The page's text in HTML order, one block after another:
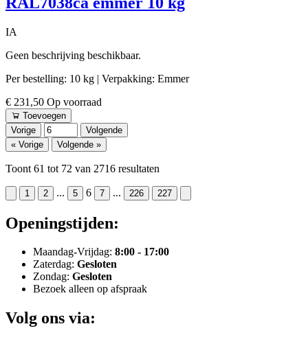
IA
Geen beschrijving beschikbaar.
Per bestelling: 10 kg | Verpakking: Emmer
€ 231,50 Op voorraad
Toevoegen
Vorige
Volgende
« Vorige
Volgende »
Toont 61 tot 72 van 2716 resultaten
1 2 ... 5 6 7 ... 226 227
Openingstijden:
Maandag-Vrijdag: 8:00 - 17:00
Zaterdag: Gesloten
Zondag: Gesloten
Bezoek alleen op afspraak
Volg ons via: